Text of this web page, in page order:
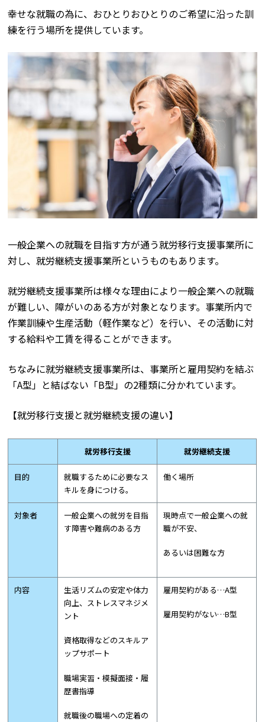
幸せな就職の為に、おひとりおひとりのご希望に沿った訓
練を行う場所を提供しています。
一般企業への就職を目指す方が通う就労移行支援事業所に
対し、就労継続支援事業所というものもあります。
就労継続支援事業所は様々な理由により一般企業への就職
が難しい、障がいのある方が対象となります。事業所内で
作業訓練や生産活動（軽作業など）を行い、その活動に対
する給料や工賃を得ることができます。
ちなみに就労継続支援事業所は、事業所と雇用契約を結ぶ
「A型」と結ばない「B型」の2種類に分かれています。
【就労移行支援と就労継続支援の違い】
就労移行支援 就労継続支援
目的
就職するために必要なス
キルを身につける。
働く場所
対象者
一般企業への就労を目指
す障害や難病のある方
現時点で一般企業への就
職が不安、
あるいは困難な方
内容
生活リズムの安定や体力
向上、ストレスマネジメ
ント
資格取得などのスキルア
ップサポート
職場実習・模擬面接・履
歴書指導
就職後の職場への定着の
雇用契約がある…A型
雇用契約がない…B型